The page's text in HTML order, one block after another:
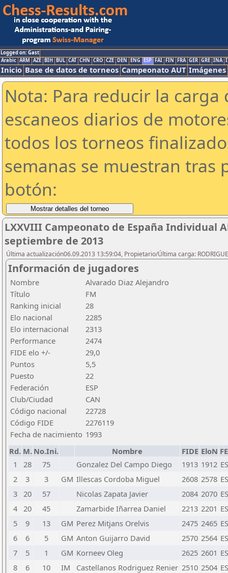
Logged on: Gast
Arabic ARM AZE BIH BUL CAT CHN CRO CZE DEN ENG ESP FAI FIN FRA GER GRE INA
Inicio Base de datos de torneos Campeonato AUT Imágenes
Nota: Para reducir la
escaneos diarios de
todos los torneos
semanas se muestran tras
botón:
LXXVIII Campeonato de España Individual
septiembre de 2013
Última actualización06.09.2013 13:59:04, Propietario/Última carga:
Información de jugadores
Nombre
Alvarado Diaz Alejandro
Título
FM
Ranking inicial
28
Elo nacional
2285
Elo internacional
2313
Performance
2474
FIDE elo +/-
29,0
Puntos
5,5
Puesto
22
Federación
ESP
Club/Ciudad
CAN
Código nacional
22728
Código FIDE
2276119
Fecha de nacimiento 1993
Rd. M. No.Ini. Nombre FIDE EloN
1
28 75 Gonzalez Del Campo Diego 1913 1912
2
3 3 GM Illescas Cordoba Miguel 2608 2578
3 20 57 Nicolas Zapata Javier 2084 2070
4 20 45 Zamarbide Iñarrea Daniel 2213 2201
5
9 13 GM Perez Mitjans Orelvis 2475 2465
6
6 5 GM Anton Guijarro David 2570 2564
7
5 1 GM Korneev Oleg 2625 2601
8
6 10 IM Castellanos Rodriguez Renier 2510 2504